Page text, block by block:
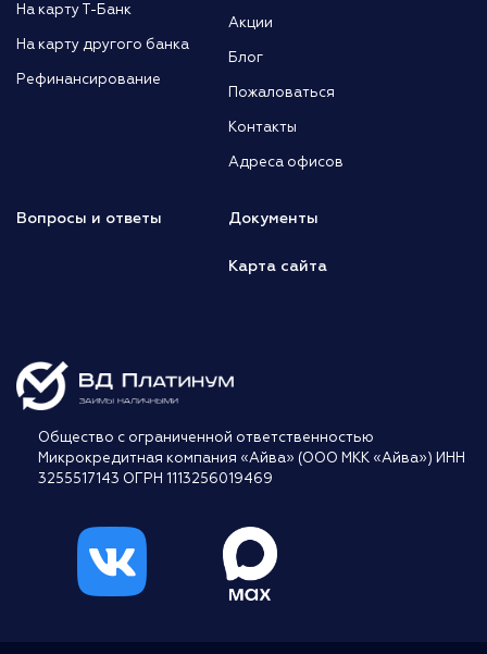
На карту Т-Банк
На карту другого банка
Рефинансирование
Акции
Блог
Пожаловаться
Контакты
Адреса офисов
Вопросы и ответы Документы
Карта сайта
Общество с ограниченной ответственностью
Микрокредитная компания «Айва» (ООО МКК «Айва») ИНН
3255517143 ОГРН 1113256019469